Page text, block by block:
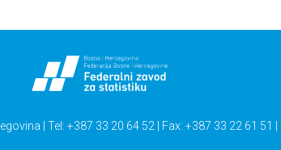
| Tel: +387 33 20 64 52 | Fax: +387 33 22 61 51 |